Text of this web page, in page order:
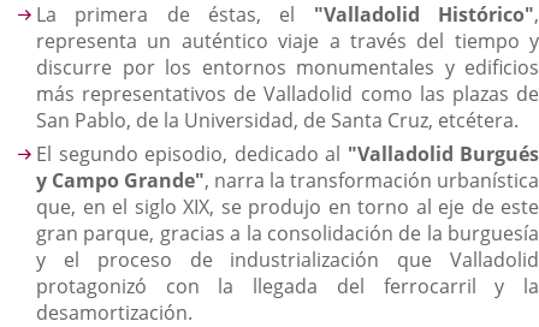
La primera de éstas, el "Valladolid Histórico",
representa un auténtico viaje a través del tiempo y
discurre por los entornos monumentales y edificios
más representativos de Valladolid como las plazas de
San Pablo, de la Universidad, de Santa Cruz, etcétera.
El segundo episodio, dedicado al "Valladolid Burgués
y Campo Grande", narra la transformación urbanística
que, en el siglo XIX, se produjo en torno al eje de este
gran parque, gracias a la consolidación de la burguesía
y el proceso de industrialización que Valladolid
protagonizó con la llegada del ferrocarril y la
desamortización.